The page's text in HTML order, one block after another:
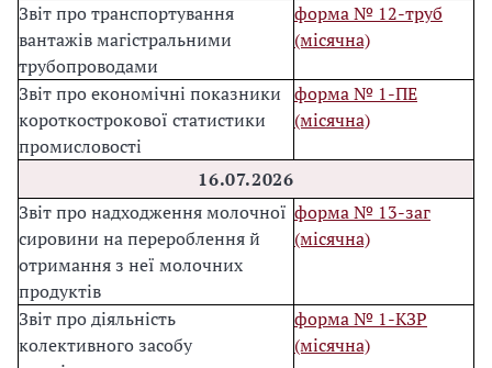
Звіт про транспортування
вантажів магістральними
трубопроводами
форма № 12-труб
(місячна)
Звіт про економічні показники
короткострокової статистики
промисловості
форма № 1-ПЕ
(місячна)
16.07.2026
Звіт про надходження молочної
сировини на перероблення й
отримання з неї молочних
продуктів
форма № 13-заг
(місячна)
Звіт про діяльність
колективного засобу
форма № 1-КЗР
(місячна)